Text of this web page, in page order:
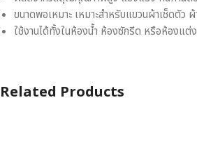
ขนาดพอเหมาะ เหมาะสำหรับแขวนผ้าเช็ดตัว
ใช้งานได้ทั้งในห้องน้ำ ห้องซักรีด หรือห้องแต่
Related Products